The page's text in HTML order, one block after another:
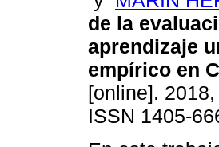
de la
aprendizaje
empírico en
[online].
ISSN 1405-